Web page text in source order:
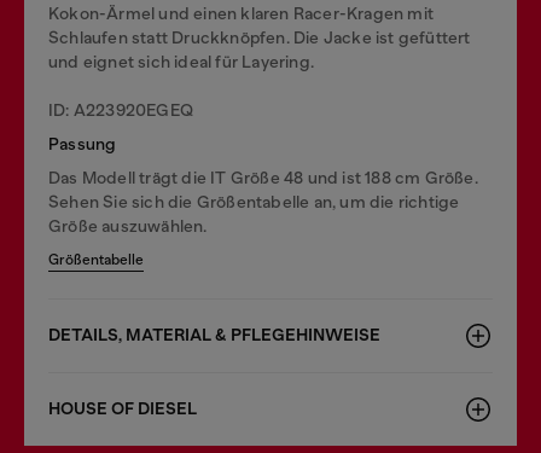
Kokon-Ärmel und einen klaren Racer-Kragen mit
Schlaufen statt Druckknöpfen. Die Jacke ist gefüttert
und eignet sich ideal für Layering.
ID: A223920EGEQ
Passung
Das Modell trägt die IT Größe 48 und ist 188 cm Größe.
Sehen Sie sich die Größentabelle an, um die richtige
Größe auszuwählen.
Größentabelle
DETAILS, MATERIAL & PFLEGEHINWEISE
HOUSE OF DIESEL